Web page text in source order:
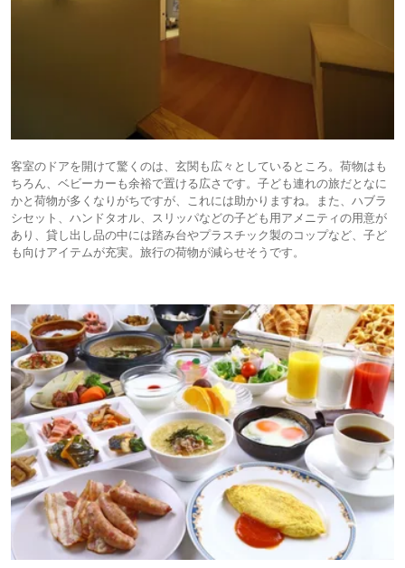
客室のドアを開けて驚くのは、玄関も広々としているところ。荷物はも
ちろん、ベビーカーも余裕で置ける広さです。子ども連れの旅だとなに
かと荷物が多くなりがちですが、これには助かりますね。また、ハブラ
シセット、ハンドタオル、スリッパなどの子ども用アメニティの用意が
あり、貸し出し品の中には踏み台やプラスチック製のコップなど、子ど
も向けアイテムが充実。旅行の荷物が減らせそうです。